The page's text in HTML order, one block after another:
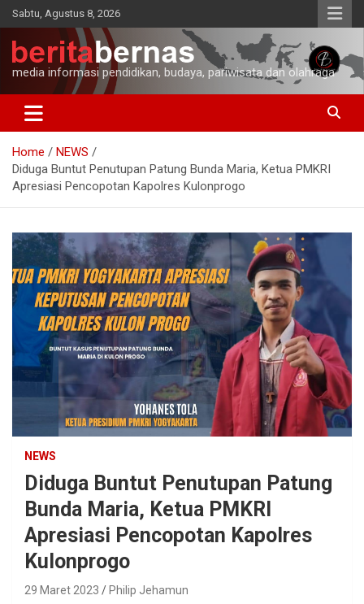
Skip
to
content
Sabtu, Agustus 8, 2026
media informasi pendidikan, budaya, pariwisata dan olahraga
Home
NEWS
Diduga Buntut Penutupan Patung Bunda Maria, Ketua PMKRI
Apresiasi Pencopotan Kapolres Kulonprogo
NEWS
Diduga Buntut Penutupan Patung
Bunda Maria, Ketua PMKRI
Apresiasi Pencopotan Kapolres
Kulonprogo
29 Maret 2023 Philip Jehamun